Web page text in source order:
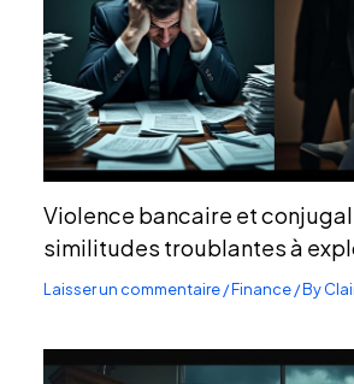
Violence bancaire et
similitudes troublantes à
Laisser un commentaire/Finance/ By